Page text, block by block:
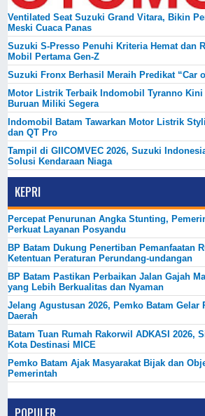
Ventilated Seat Suzuki Grand Vitara, Bikin
Meski Cuaca Panas
Suzuki S-Presso Penuhi Kriteria Hemat dan
Mobil Pertama Gen-Z
Suzuki Fronx Berhasil Meraih Predikat “Car
Motor Listrik Terbaik Indomobil Tyranno Kini
Buruan Miliki Segera
Indomobil Batam Tawarkan Motor Listrik
dan QT Pro
Tampil di GIICOMVEC 2026, Suzuki
Solusi Kendaraan Niaga
KEPRI
Percepat Penurunan Angka Stunting,
Perkuat Layanan Posyandu
BP Batam Dukung Penertiban Pemanfaatan
Ketentuan Peraturan Perundang-undangan
BP Batam Pastikan Perbaikan Jalan Gajah
yang Lebih Berkualitas dan Nyaman
Jelang Agustusan 2026, Pemko Batam Gelar
Daerah
Batam Tuan Rumah Rakorwil ADKASI 2026,
Kota Destinasi MICE
Pemko Batam Ajak Masyarakat Bijak dan
Pemerintah